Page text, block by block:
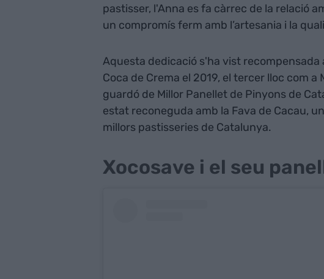
pastisser, l'Anna es fa càrrec de la relació
un compromís ferm amb l’artesania i la
Aquesta dedicació s'ha vist recompensada
Coca de Crema el 2019, el tercer lloc com a
guardó de Millor Panellet de Pinyons de
estat reconeguda amb la Fava de Cacau,
millors pastisseries de Catalunya.
Xocosave i el seu